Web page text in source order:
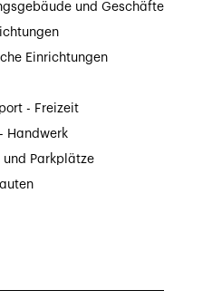
und Geschäfte
Einrichtungen
- Freizeit
Handwerk
und Parkplätze